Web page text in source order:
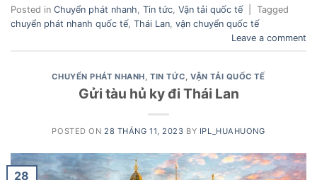
Posted in Chuyển phát nhanh Tin tức Vận tải quốc tế
Tagged
chuyển phát nhanh quốc tế, Thái Lan vận chuyển quốc tế
Leave a comment
CHUYỂN PHÁT NHANH,TIN TỨC,VẬN TẢI QUỐC TẾ
Gửi tàu hủ ky đi Thái Lan
POSTED ON28 THÁNG 11, 2023 BY IPL_HUAHUONG
28